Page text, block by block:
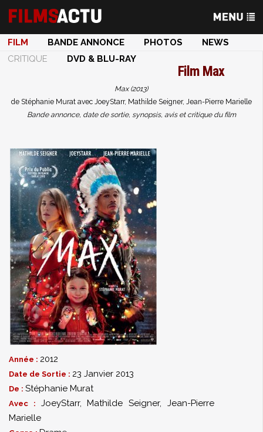
FILM BANDE ANNONCE PHOTOS
NEWS
CRITIQUE
DVD & BLU-RAY
Film Max
Max (2013)
de Stéphanie Murat avec JoeyStarr, Mathilde Seigner, Jean-Pierre Marielle
Bande annonce, date de sortie, synopsis, avis et critique du film
Année : 2012
Date de Sortie : 23 Janvier 2013
De : Stéphanie Murat
Avec : JoeyStarr,Mathilde Seigner,Jean-Pierre
Marielle